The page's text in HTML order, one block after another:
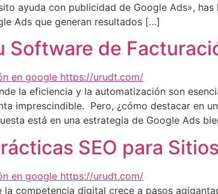
ayuda con publicidad de Google Ads»,
Ads que generan resultados […]
Software de
la eficiencia y la automatización son
imprescindible. Pero, ¿cómo destacar en
está en una estrategia de Google Ads
SEO para
la competencia digital crece a pasos